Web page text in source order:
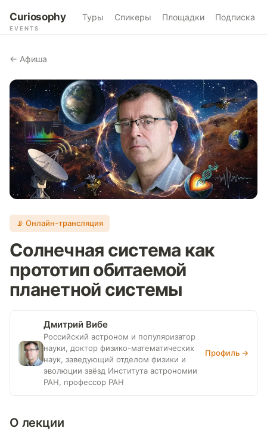
Curiosophy
EVENTS
Туры Спикеры Площадки Подписка
← Афиша
📡 Онлайн-трансляция
Солнечная система как
прототип обитаемой
планетной системы
Дмитрий Вибе
Российский астроном и популяризатор
науки, доктор физико-математических
наук, заведующий отделом физики и
эволюции звёзд Института астрономии
РАН, профессор РАН
Профиль →
О лекции